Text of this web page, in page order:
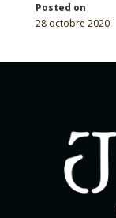
Posted on
28 octobre 2020